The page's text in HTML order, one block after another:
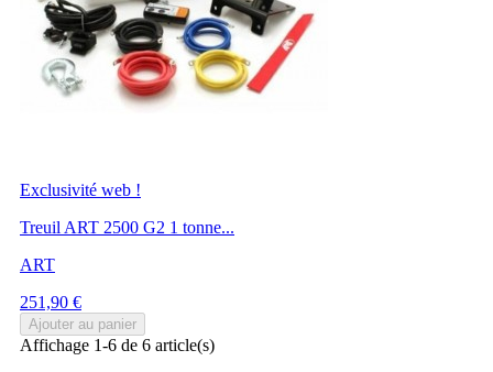
Exclusivité web !
Treuil ART 2500 G2 1 tonne...
ART
Prix
251,90 €
Ajouter au panier
Affichage 1-6 de 6 article(s)